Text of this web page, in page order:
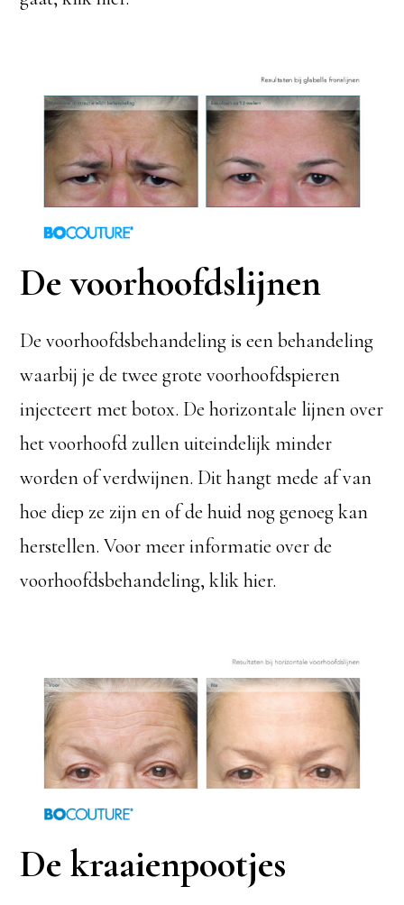
De voorhoofdslijnen
De voorhoofdsbehandeling is een behandeling
waarbij je de twee grote voorhoofdspieren
injecteert met botox. De horizontale lijnen over
het voorhoofd zullen uiteindelijk minder
worden of verdwijnen. Dit hangt mede af van
hoe diep ze zijn en of de huid nog genoeg kan
herstellen. Voor meer informatie over de
voorhoofdsbehandeling, klik hier.
De kraaienpootjes